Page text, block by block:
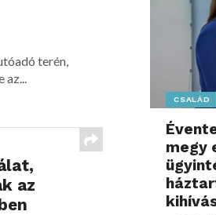
terén,
az...
az
CSALÁD
megy